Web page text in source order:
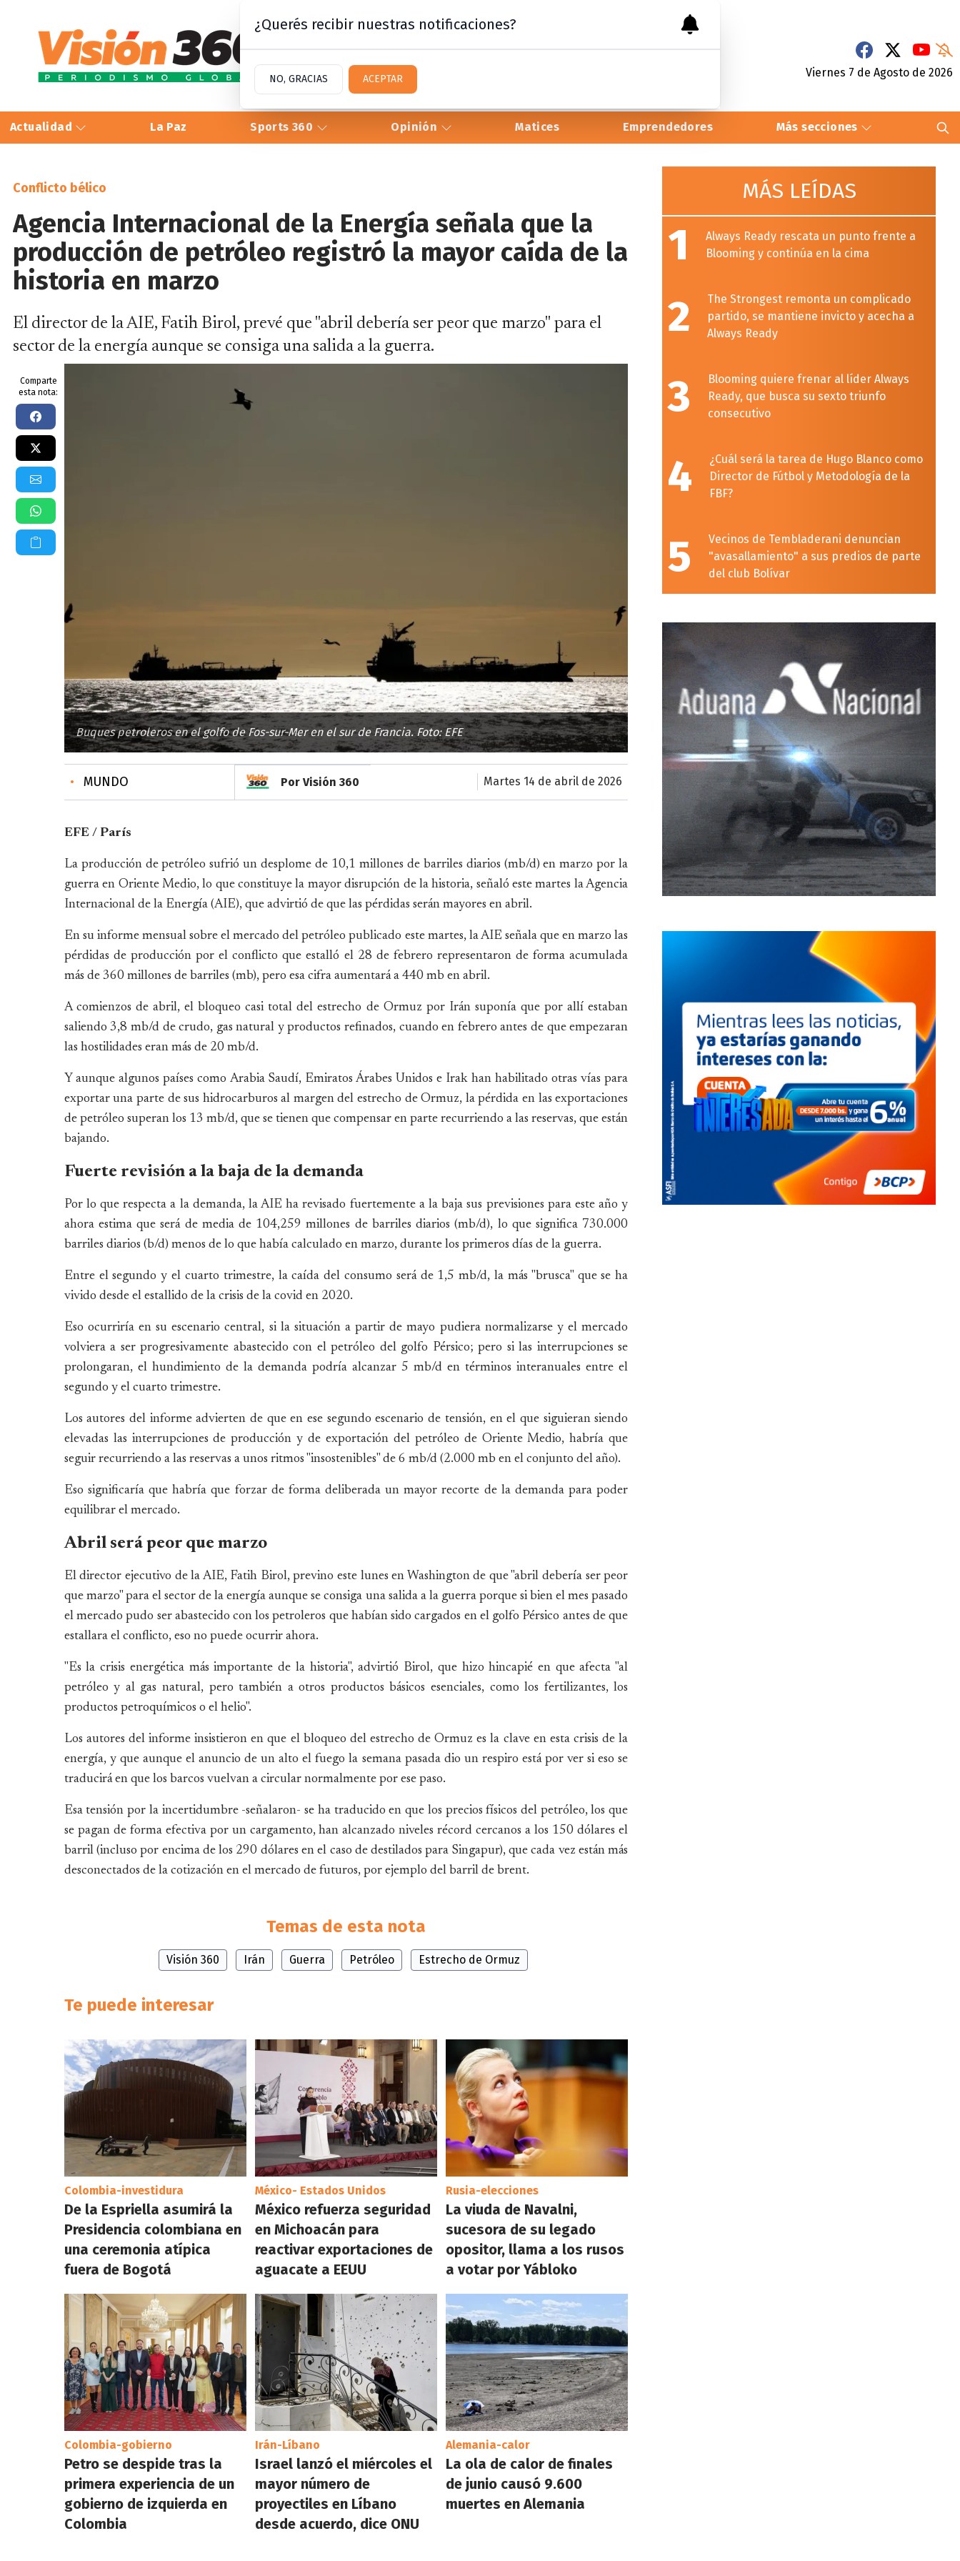
Viernes 7 de Agosto de 2026
Actualidad La Paz Sports 360 Opinión Matices Emprendedores Más secciones
Conflicto bélico
Agencia Internacional de la Energía señala que la
producción de petróleo registró la mayor caída de la
historia en marzo
El director de la AIE, Fatih Birol, prevé que "abril debería ser peor que marzo" para el
sector de la energía aunque se consiga una salida a la guerra.
Comparte
esta nota:
Buques petroleros en el golfo de Fos-sur-Mer en el sur de Francia. Foto: EFE
• MUNDO Por Visión 360 martes 14 de abril de 2026
EFE / París
La producción de petróleo sufrió un desplome de 10,1 millones de barriles diarios (mb/d) en marzo por la
guerra en Oriente Medio, lo que constituye la mayor disrupción de la historia, señaló este martes la Agencia
Internacional de la Energía (AIE), que advirtió de que las pérdidas serán mayores en abril.
En su informe mensual sobre el mercado del petróleo publicado este martes, la AIE señala que en marzo las
pérdidas de producción por el conflicto que estalló el 28 de febrero representaron de forma acumulada
más de 360 millones de barriles (mb), pero esa cifra aumentará a 440 mb en abril.
A comienzos de abril, el bloqueo casi total del estrecho de Ormuz por Irán suponía que por allí estaban
saliendo 3,8 mb/d de crudo, gas natural y productos refinados, cuando en febrero antes de que empezaran
las hostilidades eran más de 20 mb/d.
Y aunque algunos países como Arabia Saudí, Emiratos Árabes Unidos e Irak han habilitado otras vías para
exportar una parte de sus hidrocarburos al margen del estrecho de Ormuz, la pérdida en las exportaciones
de petróleo superan los 13 mb/d, que se tienen que compensar en parte recurriendo a las reservas, que están
bajando.
Fuerte revisión a la baja de la demanda
Por lo que respecta a la demanda, la AIE ha revisado fuertemente a la baja sus previsiones para este año y
ahora estima que será de media de 104,259 millones de barriles diarios (mb/d), lo que significa 730.000
barriles diarios (b/d) menos de lo que había calculado en marzo, durante los primeros días de la guerra.
Entre el segundo y el cuarto trimestre, la caída del consumo será de 1,5 mb/d, la más "brusca" que se ha
vivido desde el estallido de la crisis de la covid en 2020.
Eso ocurriría en su escenario central, si la situación a partir de mayo pudiera normalizarse y el mercado
volviera a ser progresivamente abastecido con el petróleo del golfo Pérsico; pero si las interrupciones se
prolongaran, el hundimiento de la demanda podría alcanzar 5 mb/d en términos interanuales entre el
segundo y el cuarto trimestre.
Los autores del informe advierten de que en ese segundo escenario de tensión, en el que siguieran siendo
elevadas las interrupciones de producción y de exportación del petróleo de Oriente Medio, habría que
seguir recurriendo a las reservas a unos ritmos "insostenibles" de 6 mb/d (2.000 mb en el conjunto del año).
Eso significaría que habría que forzar de forma deliberada un mayor recorte de la demanda para poder
equilibrar el mercado.
Abril será peor que marzo
El director ejecutivo de la AIE, Fatih Birol, previno este lunes en Washington de que "abril debería ser peor
que marzo" para el sector de la energía aunque se consiga una salida a la guerra porque si bien el mes pasado
el mercado pudo ser abastecido con los petroleros que habían sido cargados en el golfo Pérsico antes de que
estallara el conflicto, eso no puede ocurrir ahora.
"Es la crisis energética más importante de la historia", advirtió Birol, que hizo hincapié en que afecta "al
petróleo y al gas natural, pero también a otros productos básicos esenciales, como los fertilizantes, los
productos petroquímicos o el helio".
Los autores del informe insistieron en que el bloqueo del estrecho de Ormuz es la clave en esta crisis de la
energía, y que aunque el anuncio de un alto el fuego la semana pasada dio un respiro está por ver si eso se
traducirá en que los barcos vuelvan a circular normalmente por ese paso.
Esa tensión por la incertidumbre -señalaron- se ha traducido en que los precios físicos del petróleo, los que
se pagan de forma efectiva por un cargamento, han alcanzado niveles récord cercanos a los 150 dólares el
barril (incluso por encima de los 290 dólares en el caso de destilados para Singapur), que cada vez están más
desconectados de la cotización en el mercado de futuros, por ejemplo del barril de brent.
Temas de esta nota
Visión 360 Irán Guerra Petróleo Estrecho de Ormuz
Te puede interesar
Colombia-investidura
De la Espriella asumirá la
Presidencia colombiana en
una ceremonia atípica
fuera de Bogotá
México- Estados Unidos
México refuerza seguridad
en Michoacán para
reactivar exportaciones de
aguacate a EEUU
Rusia-elecciones
La viuda de Navalni,
sucesora de su legado
opositor, llama a los rusos
a votar por Yábloko
Colombia-gobierno
Petro se despide tras la
primera experiencia de un
gobierno de izquierda en
Colombia
Irán-Líbano
Israel lanzó el miércoles el
mayor número de
proyectiles en Líbano
desde acuerdo, dice ONU
Alemania-calor
La ola de calor de finales
de junio causó 9.600
muertes en Alemania
MÁS LEÍDAS
1
Always Ready rescata un punto frente a
Blooming y continúa en la cima
2
The Strongest remonta un complicado
partido, se mantiene invicto y acecha a
Always Ready
3
Blooming quiere frenar al líder Always
Ready, que busca su sexto triunfo
consecutivo
4
¿Cuál será la tarea de Hugo Blanco como
Director de Fútbol y Metodología de la
FBF?
5
Vecinos de Tembladerani denuncian
"avasallamiento" a sus predios de parte
del club Bolívar
¿Querés recibir nuestras notificaciones?
NO, GRACIAS ACEPTAR